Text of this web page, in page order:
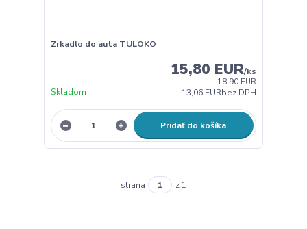
Zrkadlo do auta TULOKO
18,90 EUR
15,80 EUR/ks
13,06 EURbez DPH
Skladom
Pridať do košíka
strana z 1